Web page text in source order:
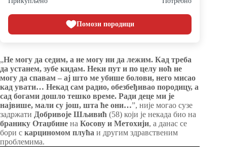
Помози породици
„Не могу да седим, а не могу ни да лежим. Кад треба
да устанем, зубе кидам. Неки пут и по целу ноћ не
могу да спавам – ај што ме убише болови, него мисао
кад увати… Некад сам радио, обезбеђивао породицу, а
сад богами дошло тешко време. Ради деце ми је
највише, мали су још, шта ће они…”, није могао сузе
задржати Добривоје Шљивић (58) који је некада био на
бранику Отаџбине на Косову и Метохији, а данас се
бори с карциномом плућа и другим здравственим
проблемима.